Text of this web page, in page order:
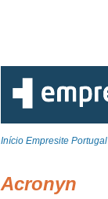
Início Empresite Portugal
Acronyn